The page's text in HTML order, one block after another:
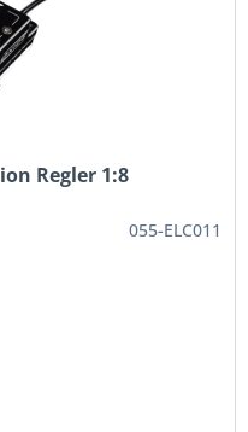
Regler 1:8
055-ELC011